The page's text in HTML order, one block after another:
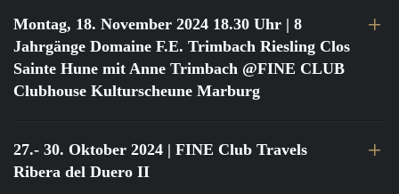
Montag, 18. November 2024 18.30 Uhr | 8
Jahrgänge Domaine F.E. Trimbach Riesling Clos
Sainte Hune mit Anne Trimbach @FINE CLUB
Clubhouse Kulturscheune Marburg
27.- 30. Oktober 2024 | FINE Club Travels
Ribera del Duero II